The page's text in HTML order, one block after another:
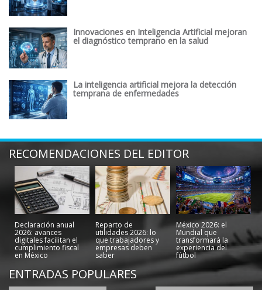
Innovaciones en Inteligencia Artificial mejoran
el diagnóstico temprano en la salud
La inteligencia artificial mejora la detección
temprana de enfermedades
RECOMENDACIONES DEL EDITOR
Declaración anual
2026: avances
digitales facilitan el
cumplimiento fiscal
en México
Reparto de
utilidades 2026: lo
que trabajadores y
empresas deben
saber
México 2026: el
Mundial que
transformará la
experiencia del
fútbol
ENTRADAS POPULARES